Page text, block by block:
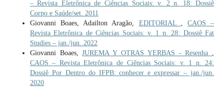
– Revista Eletrônica de Ciências Sociais: v. 2 n. 18: Dossiê
Corpo e Saúde/set. 2011
Giovanni Boaes, Adailton Aragão, EDITORIAL , CAOS –
Revista Eletrônica de Ciências Sociais: v. 1 n. 28: Dossiê Fat
Studies – jan./jun. 2022
Giovanni Boaes,JUREMA Y OTRAS YERBAS - Resenha ,
CAOS – Revista Eletrônica de Ciências Sociais: v. 1 n. 24:
Dossiê Por Dentro do IFPB: conhecer e expressar – jan./jun.
2020